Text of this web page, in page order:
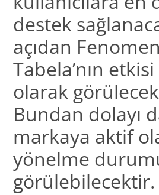
destek
açıdan Fenomen
Tabela’nın
olarak
Bundan dolayı
markaya aktif
yönelme
görülebilecektir.